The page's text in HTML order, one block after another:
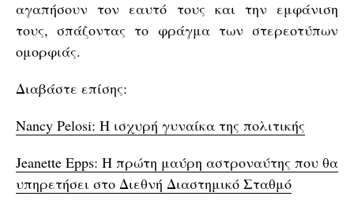
αγαπήσουν τον εαυτό τους και την εμφάνιση
τους, σπάζοντας το φράγμα των στερεοτύπων
ομορφιάς.
Διαβάστε επίσης:
Nancy Pelosi: Η ισχυρή γυναίκα της πολιτικής
Jeanette Epps: Η πρώτη μαύρη αστροναύτης που θα
υπηρετήσει στο Διεθνή Διαστημικό Σταθμό